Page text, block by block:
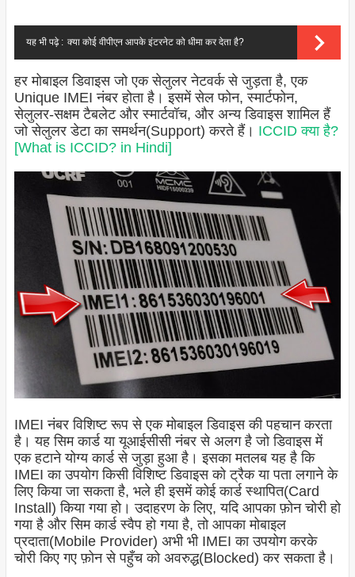
यह भी पढ़े : क्या कोई वीपीएन आपके इंटरनेट को धीमा कर देता है?
हर मोबाइल डिवाइस जो एक सेलुलर नेटवर्क से जुड़ता है, एक
Unique IMEI नंबर होता है। इसमें सेल फोन, स्मार्टफोन,
सेलुलर-सक्षम टैबलेट और स्मार्टवॉच, और अन्य डिवाइस शामिल हैं
जो सेलुलर डेटा का समर्थन(Support) करते हैं। ICCID क्या है?
[What is ICCID? in Hindi]
IMEI नंबर विशिष्ट रूप से एक मोबाइल डिवाइस की पहचान करता
है। यह सिम कार्ड या यूआईसीसी नंबर से अलग है जो डिवाइस में
एक हटाने योग्य कार्ड से जुड़ा हुआ है। इसका मतलब यह है कि
IMEI का उपयोग किसी विशिष्ट डिवाइस को ट्रैक या पता लगाने के
लिए किया जा सकता है, भले ही इसमें कोई कार्ड स्थापित(Card
Install) किया गया हो। उदाहरण के लिए, यदि आपका फ़ोन चोरी हो
गया है और सिम कार्ड स्वैप हो गया है, तो आपका मोबाइल
प्रदाता(Mobile Provider) अभी भी IMEI का उपयोग करके
चोरी किए गए फ़ोन से पहुँच को अवरुद्ध(Blocked) कर सकता है।